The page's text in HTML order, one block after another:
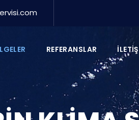
REFERANSLAR